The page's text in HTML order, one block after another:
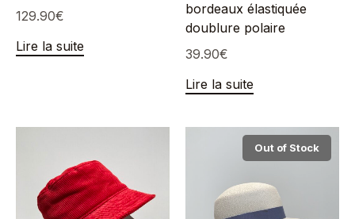
129.90€
Lire la suite
bordeaux élastiquée
doublure polaire
39.90€
Lire la suite
Out of Stock